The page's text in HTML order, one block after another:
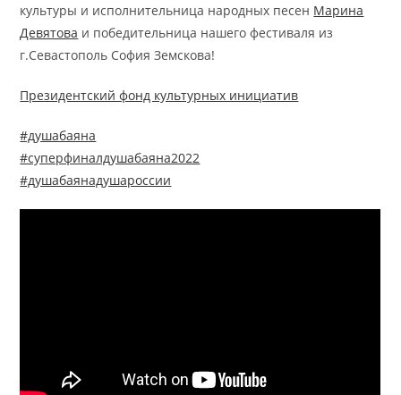
культуры и исполнительница народных песен Марина
Девятова и победительница нашего фестиваля из
г.Севастополь София Земскова!
Президентский фонд культурных инициатив
#душабаяна
#суперфиналдушабаяна2022
#душабаянадушароссии